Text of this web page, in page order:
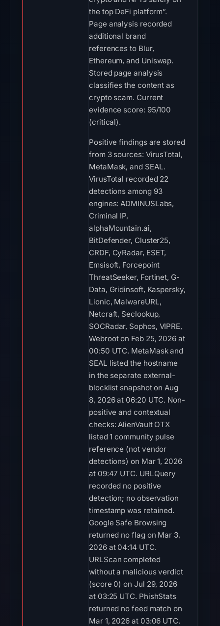
the top DeFi platform”.
Page analysis recorded
additional brand
references to Blur,
Ethereum, and Uniswap.
Stored page analysis
classifies the content as
crypto scam. Current
evidence score: 95/100
(critical).
Positive findings are stored
from 3 sources: VirusTotal,
MetaMask, and SEAL.
VirusTotal recorded 22
detections among 93
engines: ADMINUSLabs,
Criminal IP,
alphaMountain.ai,
BitDefender, Cluster25,
CRDF, CyRadar, ESET,
Emsisoft, Forcepoint
ThreatSeeker, Fortinet, G-
Data, Gridinsoft, Kaspersky,
Lionic, MalwareURL,
Netcraft, Seclookup,
SOCRadar, Sophos, VIPRE,
Webroot on Feb 25, 2026 at
00:50 UTC. MetaMask and
SEAL listed the hostname
in the separate external-
blocklist snapshot on Aug
8, 2026 at 06:20 UTC. Non-
positive and contextual
checks: AlienVault OTX
listed 1 community pulse
reference (not vendor
detections) on Mar 1, 2026
at 09:47 UTC. URLQuery
recorded no positive
detection; no observation
timestamp was retained.
Google Safe Browsing
returned no flag on Mar 3,
2026 at 04:14 UTC.
URLScan completed
without a malicious verdict
(score 0) on Jul 29, 2026
at 03:25 UTC. PhishStats
returned no feed match on
Mar 1, 2026 at 03:06 UTC.